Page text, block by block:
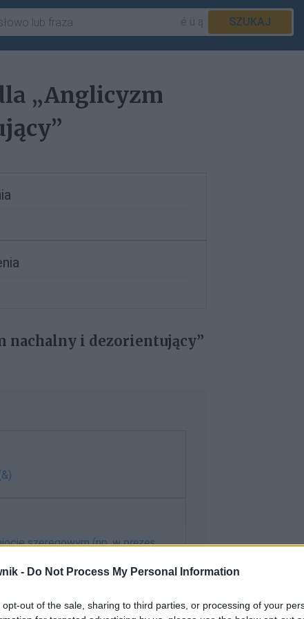
- Do Not Process My Personal Information
opt-out of the sale, sharing to third parties, or processing of your
SZUKAJ
„Anglicyzm
nachalny i dezorientujący”
szeregowym (np. wprezes